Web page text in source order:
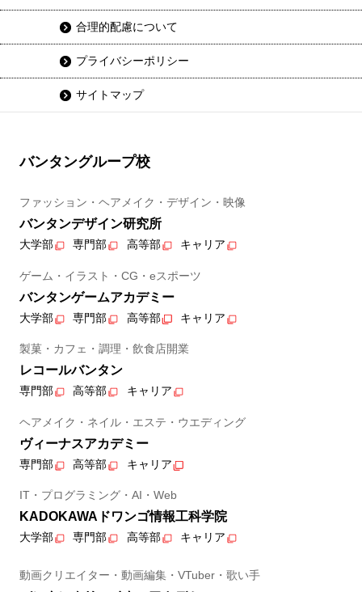
合理的配慮について
プライバシーポリシー
サイトマップ
バンタングループ校
ファッション・ヘアメイク・デザイン・映像
バンタンデザイン研究所
大学部 専門部 高等部 キャリア
ゲーム・イラスト・CG・eスポーツ
バンタンゲームアカデミー
大学部 専門部 高等部 キャリア
製菓・カフェ・調理・飲食店開業
レコールバンタン
専門部 高等部 キャリア
ヘアメイク・ネイル・エステ・ウエディング
ヴィーナスアカデミー
専門部 高等部 キャリア
IT・プログラミング・AI・Web
KADOKAWAドワンゴ情報工科学院
大学部 専門部 高等部 キャリア
動画クリエイター・動画編集・VTuber・歌い手